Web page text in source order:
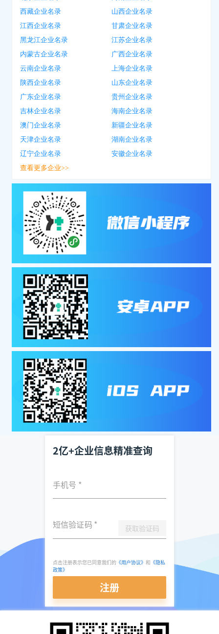
西藏企业名录
山西企业名录
江西企业名录
甘肃企业名录
黑龙江企业名录
江苏企业名录
内蒙古企业名录
广西企业名录
云南企业名录
上海企业名录
陕西企业名录
山东企业名录
广东企业名录
贵州企业名录
吉林企业名录
海南企业名录
澳门企业名录
新疆企业名录
天津企业名录
湖南企业名录
辽宁企业名录
安徽企业名录
查看更多企业>>
2亿+企业信息精准查询
手机号 *
短信验证码 * 获取验证码
点击注册表示您已同意我们的 《用户协议》 和 《隐私
政策》
注册